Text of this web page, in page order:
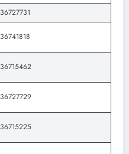
36727731
36741818
36715462
36727729
36715225